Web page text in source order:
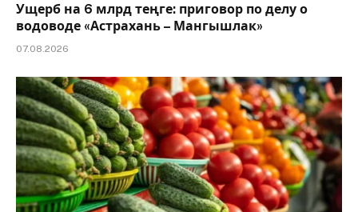
Ущерб на 6 млрд теңге: приговор по делу о
водоводе «Астрахань – Мангышлак»
07.08.2026